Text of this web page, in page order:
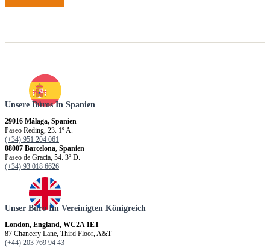
Unsere Büros In Spanien
29016 Málaga, Spanien
Paseo Reding, 23. 1º A.
(+34) 951 204 061
08007 Barcelona, Spanien
Paseo de Gracia, 54. 3º D.
(+34) 93 018 6626
Unser Büro Im Vereinigten Königreich
London, England, WC2A 1ET
87 Chancery Lane, Third Floor, A&T
(+44) 203 769 94 43